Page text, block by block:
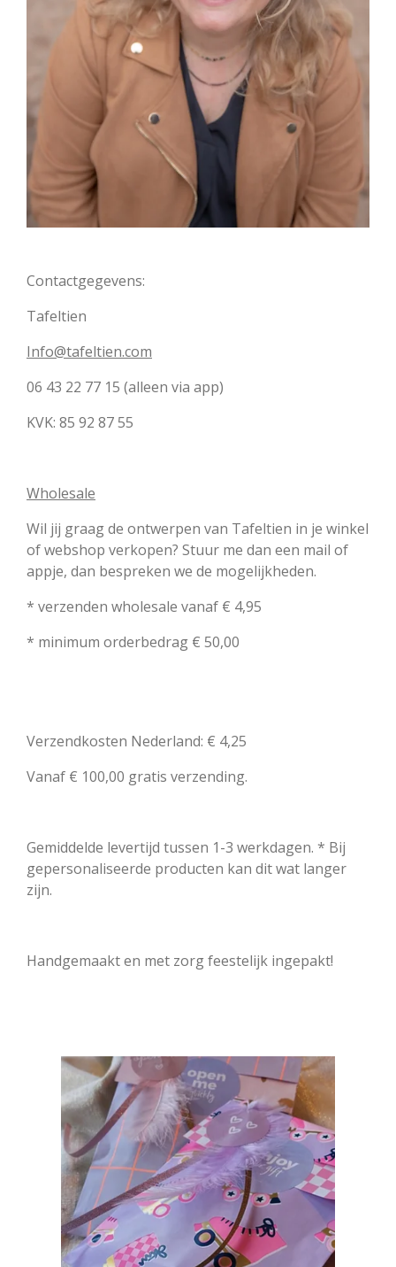
Contactgegevens:
Tafeltien
Info@tafeltien.com
06 43 22 77 15 (alleen via app)
KVK: 85 92 87 55
Wholesale
Wil jij graag de ontwerpen van Tafeltien in je winkel
of webshop verkopen? Stuur me dan een mail of
appje, dan bespreken we de mogelijkheden.
* verzenden wholesale vanaf € 4,95
* minimum orderbedrag € 50,00
Verzendkosten Nederland: € 4,25
Vanaf € 100,00 gratis verzending.
Gemiddelde levertijd tussen 1-3 werkdagen. * Bij
gepersonaliseerde producten kan dit wat langer
zijn.
Handgemaakt en met zorg feestelijk ingepakt!